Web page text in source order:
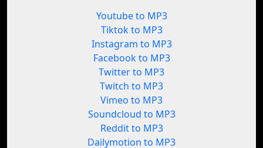
Youtube to MP3
Tiktok to MP3
Instagram to MP3
Facebook to MP3
Twitter to MP3
Twitch to MP3
Vimeo to MP3
Soundcloud to MP3
Reddit to MP3
Dailymotion to MP3